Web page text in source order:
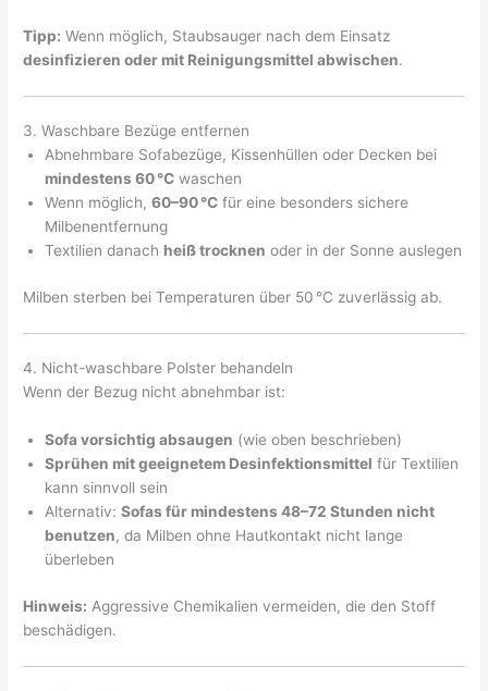
Tipp: Wenn möglich, Staubsauger nach dem Einsatz
desinfizieren oder mit Reinigungsmittel abwischen.
3. Waschbare Bezüge entfernen
Abnehmbare Sofabezüge, Kissenhüllen oder Decken bei
mindestens 60 °C waschen
Wenn möglich,60–90 °C für eine besonders sichere
Milbenentfernung
Textilien danach heiß trocknen oder in der Sonne auslegen
Milben sterben bei Temperaturen über 50 °C zuverlässig ab.
4. Nicht-waschbare Polster behandeln
Wenn der Bezug nicht abnehmbar ist:
Sofa vorsichtig absaugen (wie oben beschrieben)
Sprühen mit geeignetem Desinfektionsmittel für Textilien
kann sinnvoll sein
Alternativ:Sofas für mindestens 48–72 Stunden nicht
benutzen, da Milben ohne Hautkontakt nicht lange
überleben
Hinweis: Aggressive Chemikalien vermeiden, die den Stoff
beschädigen.